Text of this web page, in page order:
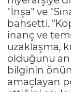
"İnşa" ve
bahsetti.
inanç ve
uzaklaşma,
olduğunu
bilginin
amaçlayan